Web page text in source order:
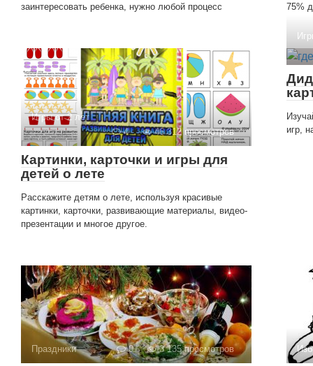
заинтересовать ребенка, нужно любой процесс
75%
Игры от 2 лет
4
46 312 просмотров
Картинки, карточки и игры для
детей о лете
Расскажите детям о лете, используя красивые
картинки, карточки, развивающие материалы, видео-
презентации и многое другое.
игр,
Праздники 0 3 135 просмотров